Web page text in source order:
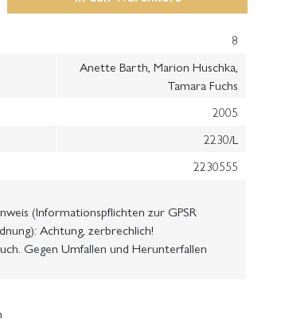
8
Anette Barth, Marion Huschka,
Tamara Fuchs
2005
2230/L
2230555
(Informationspflichten zur GPSR
Achtung, zerbrechlich!
Gegen Umfallen und Herunterfallen